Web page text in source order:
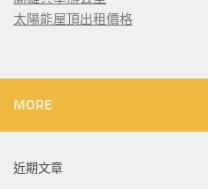
太陽能屋頂出租價格
MORE
近期文章